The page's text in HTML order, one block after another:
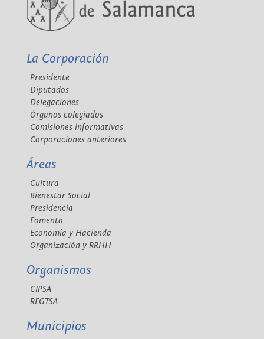
La Corporación
Presidente
Diputados
Delegaciones
Órganos colegiados
Comisiones informativas
Corporaciones anteriores
Áreas
Cultura
Bienestar Social
Presidencia
Fomento
Economía y Hacienda
Organización y RRHH
Organismos
CIPSA
REGTSA
Municipios